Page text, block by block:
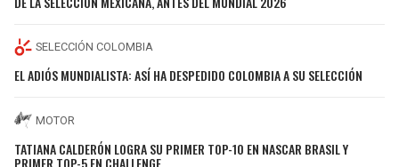
SELECCIÓN COLOMBIA
EL ADIÓS MUNDIALISTA: ASÍ HA DESPEDIDO COLOMBIA A SU SELECCIÓN
MOTOR
TATIANA CALDERÓN LOGRA SU PRIMER TOP-10 EN NASCAR BRASIL Y
PRIMER TOP-5 EN CHALLENGE